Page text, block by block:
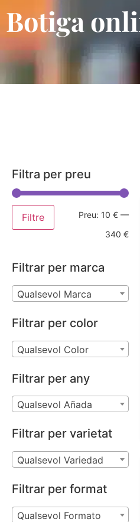
Botiga
Filtra per preu
Filtre Preu: 10 € —
340 €
Filtrar per marca
Qualsevol Marca
Filtrar per color
Qualsevol Color
Filtrar per any
Qualsevol Añada
Filtrar per varietat
Qualsevol Variedad
Filtrar per format
Qualsevol Formato